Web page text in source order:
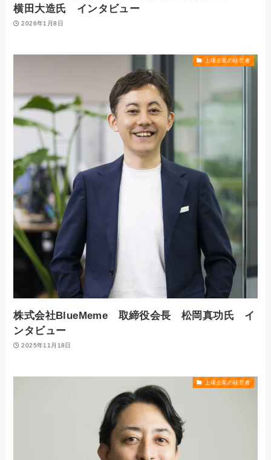
横田大造氏 インタビュー
2026年1月8日
上場企業の経営者
株式会社BlueMeme 取締役会長 松岡真功氏 イ
ンタビュー
2025年11月18日
上場企業の経営者